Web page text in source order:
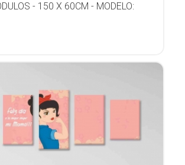
- 150 X 60CM - MODELO: